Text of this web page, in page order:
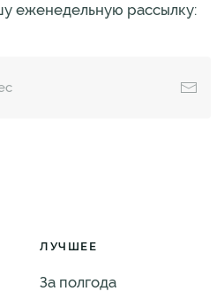
еженедельную рассылку:
ЛУЧШЕЕ
За полгода